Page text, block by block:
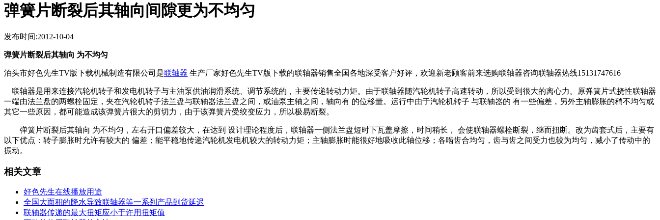
弹簧片断裂后其轴向间隙更为不均匀
发布时间:2012-10-04
弹簧片断裂后其轴向 为不均匀
泊头市好色先生TV版下载机械制造有限公司是联轴器 生产厂家好色先生TV版下载的联轴器销售全国各地深受客户好评，欢迎新老顾客前来选购联轴器咨询联轴器热线15131747616
联轴器是用来连接汽轮机转子和发电机转子与主油泵供油润滑系统、调节系统的，主要传递转动力矩。由于联轴器随汽轮机转子高速转动，所以受到很大的离心力。原弹簧片式挠性联轴器
一端由法兰盘的两螺栓固定，夹在汽轮机转子法兰盘与联轴器法兰盘之间，或油泵主轴之间，轴向有 的位移量。运行中由于汽轮机转子 与联轴器的 有一些偏差，另外主轴膨胀的稍不均匀或
其它一些原因，都可能造成该弹簧片很大的剪切力，由于该弹簧片受绞变应力，所以极易断裂。
弹簧片断裂后其轴向 为不均匀，左右开口偏差较大，在达到 设计理论程度后，联轴器一侧法兰盘短时下瓦盖摩擦，时间稍长， 会使联轴器螺栓断裂，继而扭断。改为齿套式后，主要有
以下优点：转子膨胀时允许有较大的 偏差；能平稳地传递汽轮机发电机较大的转动力矩；主轴膨胀时能很好地吸收此轴位移；各啮齿合均匀，齿与齿之间受力也较为均匀，减小了传动中的
振动。
相关文章
好色先生在线播放用途
全国大面积的降水导致联轴器等一系列产品到货延迟
联轴器传递的最大扭矩应小于许用扭矩值